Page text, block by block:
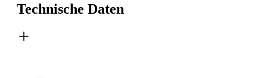
Technische Daten